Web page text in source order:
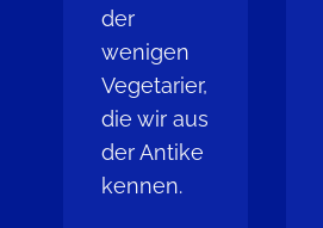
der
wenigen
Vegetarier,
die wir aus
der Antike
kennen.